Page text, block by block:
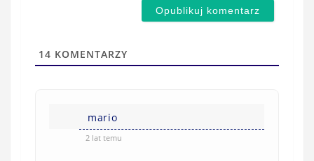
w
(
14 KOMENTARZY
mario
2 lat temu